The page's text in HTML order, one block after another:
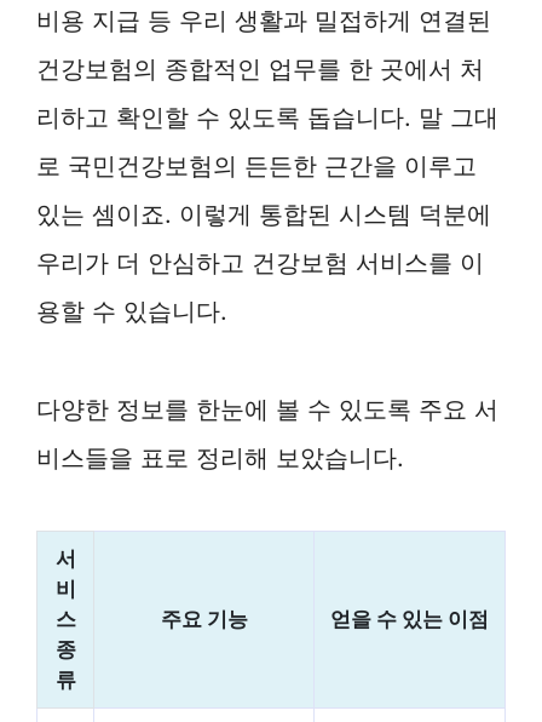
비용 지급 등 우리 생활과 밀접하게 연결된
건강보험의 종합적인 업무를 한 곳에서 처
리하고 확인할 수 있도록 돕습니다. 말 그대
로 국민건강보험의 든든한 근간을 이루고
있는 셈이죠. 이렇게 통합된 시스템 덕분에
우리가 더 안심하고 건강보험 서비스를 이
용할 수 있습니다.
다양한 정보를 한눈에 볼 수 있도록 주요 서
비스들을 표로 정리해 보았습니다.
서
비
스
종
류
주요 기능 얻을 수 있는 이점